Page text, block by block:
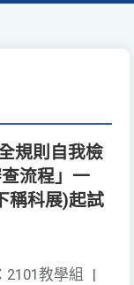
規則自我檢
流程」一
稱科展)起試
2101教學組 |